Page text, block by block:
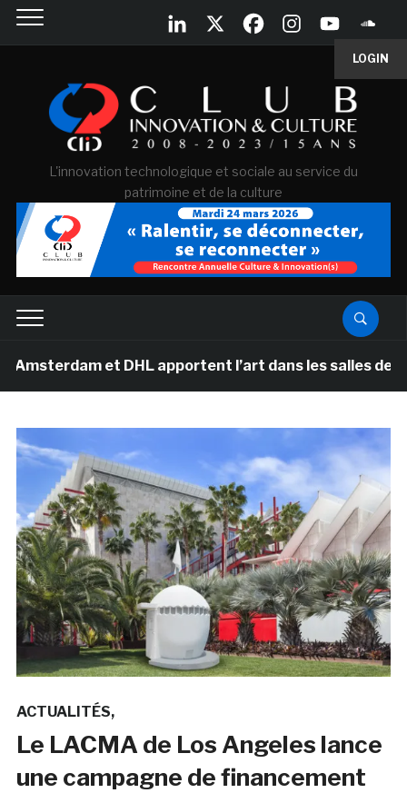
LOGIN
L'innovation technologique et sociale au service du
patrimoine et de la culture
et DHL apportent l’art dans les salles de classe
ACTUALITÉS
Le LACMA de Los Angeles lance
une campagne de financement